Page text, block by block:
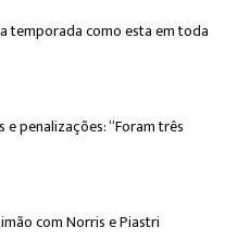
temporada como esta em toda
penalizações: “Foram três
com Norris e Piastri